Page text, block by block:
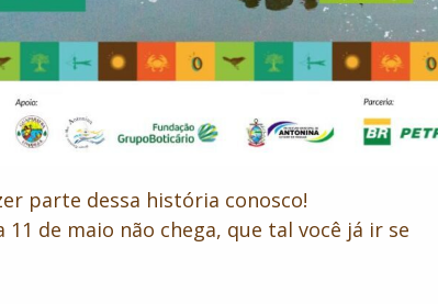
parte dessa história conosco!
11 de maio não chega, que tal você já ir se